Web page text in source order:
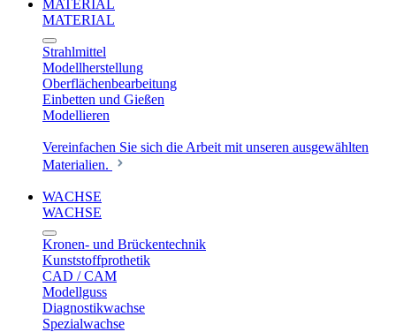
MATERIAL
MATERIAL
Strahlmittel
Modellherstellung
Oberflächenbearbeitung
Einbetten und Gießen
Modellieren
Vereinfachen Sie sich die Arbeit mit unseren ausgewählten
Materialien.
WACHSE
WACHSE
Kronen- und Brückentechnik
Kunststoffprothetik
CAD / CAM
Modellguss
Diagnostikwachse
Spezialwachse